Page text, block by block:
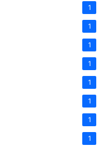
1
1
1
1
1
1
1
1